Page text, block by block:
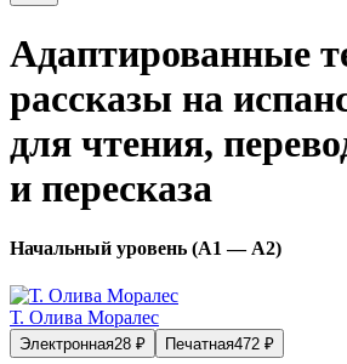
Адаптированные
рассказы на
для чтения,
и пересказа
Начальный уровень (А1 — А2)
Т. Олива Моралес
Электронная28 ₽ Печатная472 ₽